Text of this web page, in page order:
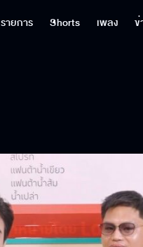
รายการ Shorts เพลง ข่